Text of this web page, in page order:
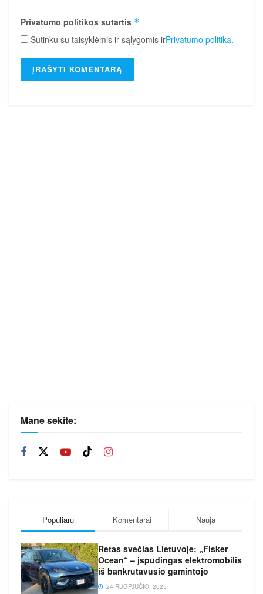
Privatumo politikos sutartis *
Sutinku su taisyklėmis ir sąlygomis irPrivatumo politika.
Mane sekite:
Populiaru Komentarai Nauja
Retas svečias Lietuvoje: „Fisker
Ocean“ – įspūdingas elektromobilis
iš bankrutavusio gamintojo
24 RUGPJŪČIO, 2025